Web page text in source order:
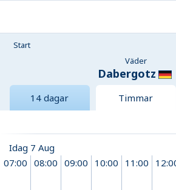
Start
Väder
Dabergotz
14 dagar Timmar
Idag 7 Aug
07:00 08:00 09:00 10:00 11:00